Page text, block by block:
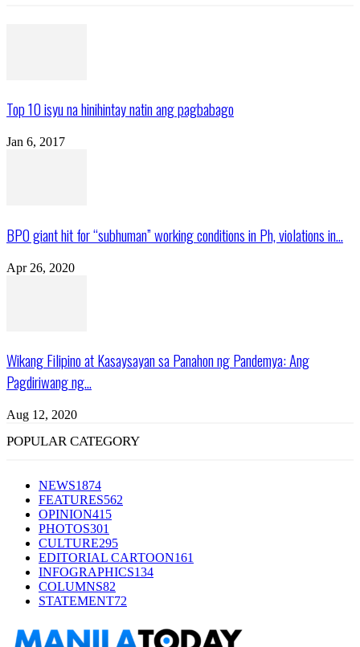
Top 10 isyu na hinihintay natin ang pagbabago
Jan 6, 2017
BPO giant hit for “subhuman” working conditions in Ph, violations in...
Apr 26, 2020
Wikang Filipino at Kasaysayan sa Panahon ng Pandemya: Ang
Pagdiriwang ng...
Aug 12, 2020
POPULAR CATEGORY
NEWS1874
FEATURES562
OPINION415
PHOTOS301
CULTURE295
EDITORIAL CARTOON161
INFOGRAPHICS134
COLUMNS82
STATEMENT72